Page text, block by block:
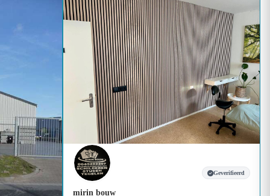
Geverifieerd
mirin bouw